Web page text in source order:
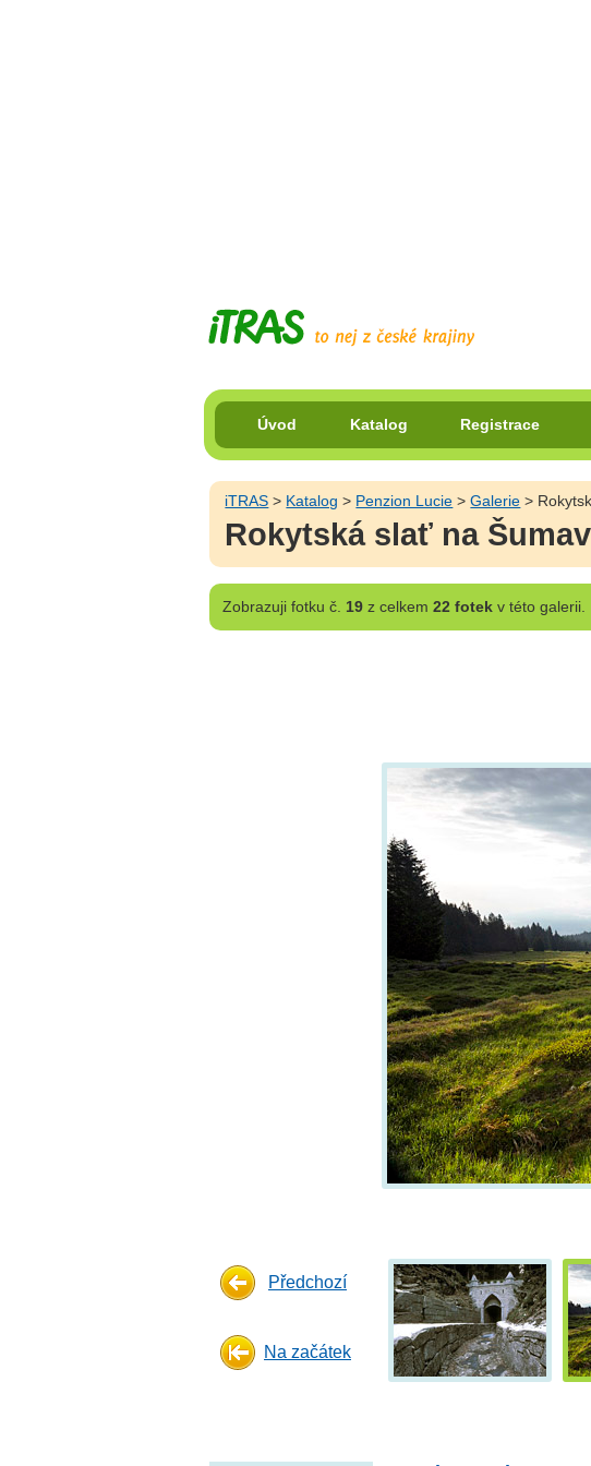
Úvod Katalog Registrace
iTRAS > Katalog > Penzion Lucie >Galerie >
Rokytská slať na
Zobrazujifotku č. 19z celkem 22 fotekv této galerii.
Předchozí
Na začátek